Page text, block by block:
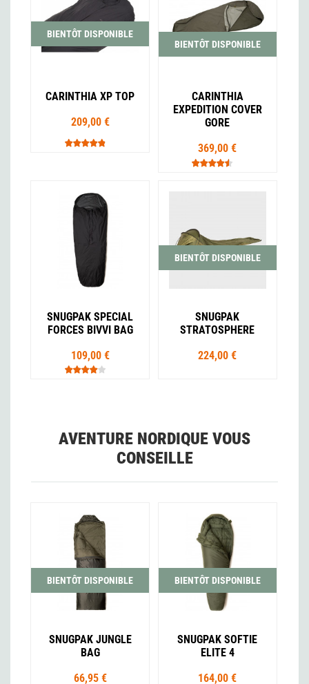
BIENTÔT DISPONIBLE
CARINTHIA XP TOP
209,00 €
BIENTÔT DISPONIBLE
CARINTHIA
EXPEDITION COVER
GORE
369,00 €
SNUGPAK SPECIAL
FORCES BIVVI BAG
109,00 €
BIENTÔT DISPONIBLE
SNUGPAK
STRATOSPHERE
224,00 €
AVENTURE NORDIQUE VOUS
CONSEILLE
BIENTÔT DISPONIBLE
SNUGPAK JUNGLE
BAG
66,95 €
BIENTÔT DISPONIBLE
SNUGPAK SOFTIE
ELITE 4
164,00 €